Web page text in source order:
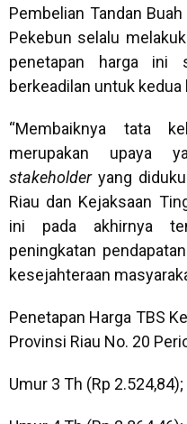
Pembelian Tandan
Pekebun selalu
penetapan harga ini
berkeadilan untuk
“Membaiknya tata
merupakan upaya
stakeholderyang
Riau dan Kejaksaan
ini pada akhirnya
peningkatan
kesejahteraan
Penetapan Harga TBS
Provinsi Riau No. 20
Umur 3 Th (Rp 2.524,84);